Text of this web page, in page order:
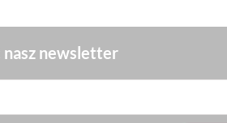
nasz newsletter